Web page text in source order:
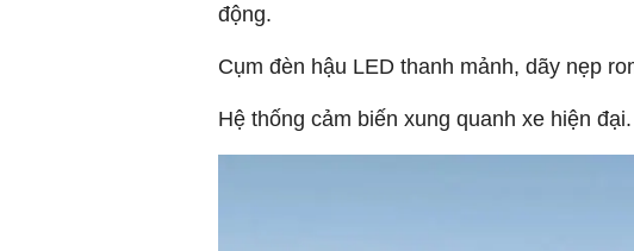
động.
Cụm đèn hậu LED thanh mảnh, dãy nẹp
Hệ thống cảm biến xung quanh xe hiện đại.